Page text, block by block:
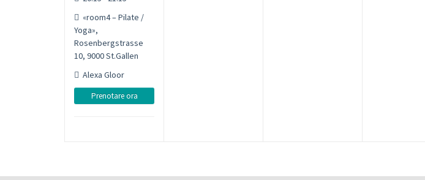
«room4 – Pilate /
Yoga»,
Rosenbergstrasse
10, 9000 St.Gallen
Alexa Gloor
Prenotare ora